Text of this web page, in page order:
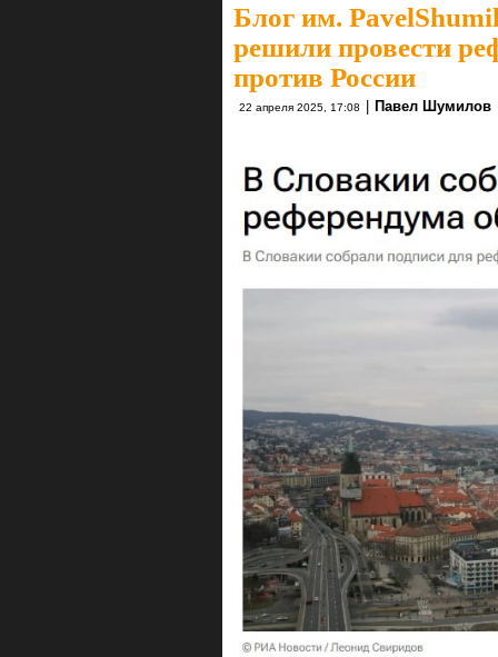
Блог им.
решили провести
против России
22 апреля 2025, 17:08 Павел Шумилов